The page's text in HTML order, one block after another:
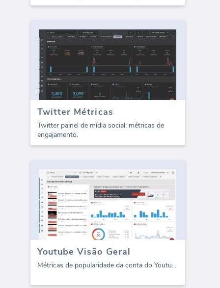
Twitter Métricas
Twitter painel de mídia social: métricas de
engajamento.
Youtube Visão Geral
Métricas de popularidade da conta do Youtu...